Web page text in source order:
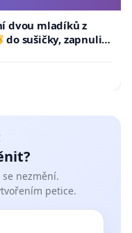
dvou mladíků z
sušičky, zapnuli ji
nezmění.
petice.